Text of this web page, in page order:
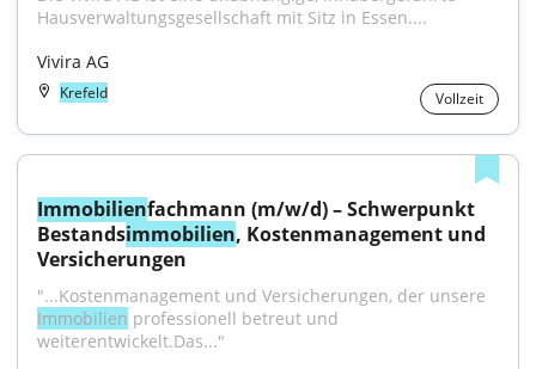
Hausverwaltungsgesellschaft mit Sitz in Essen....
Vivira AG
Krefeld Vollzeit
Immobilienfachmann (m/w/d) – Schwerpunkt
Bestandsimmobilien, Kostenmanagement und
Versicherungen
Immobilien professionell betreut und
weiterentwickelt.Das..."